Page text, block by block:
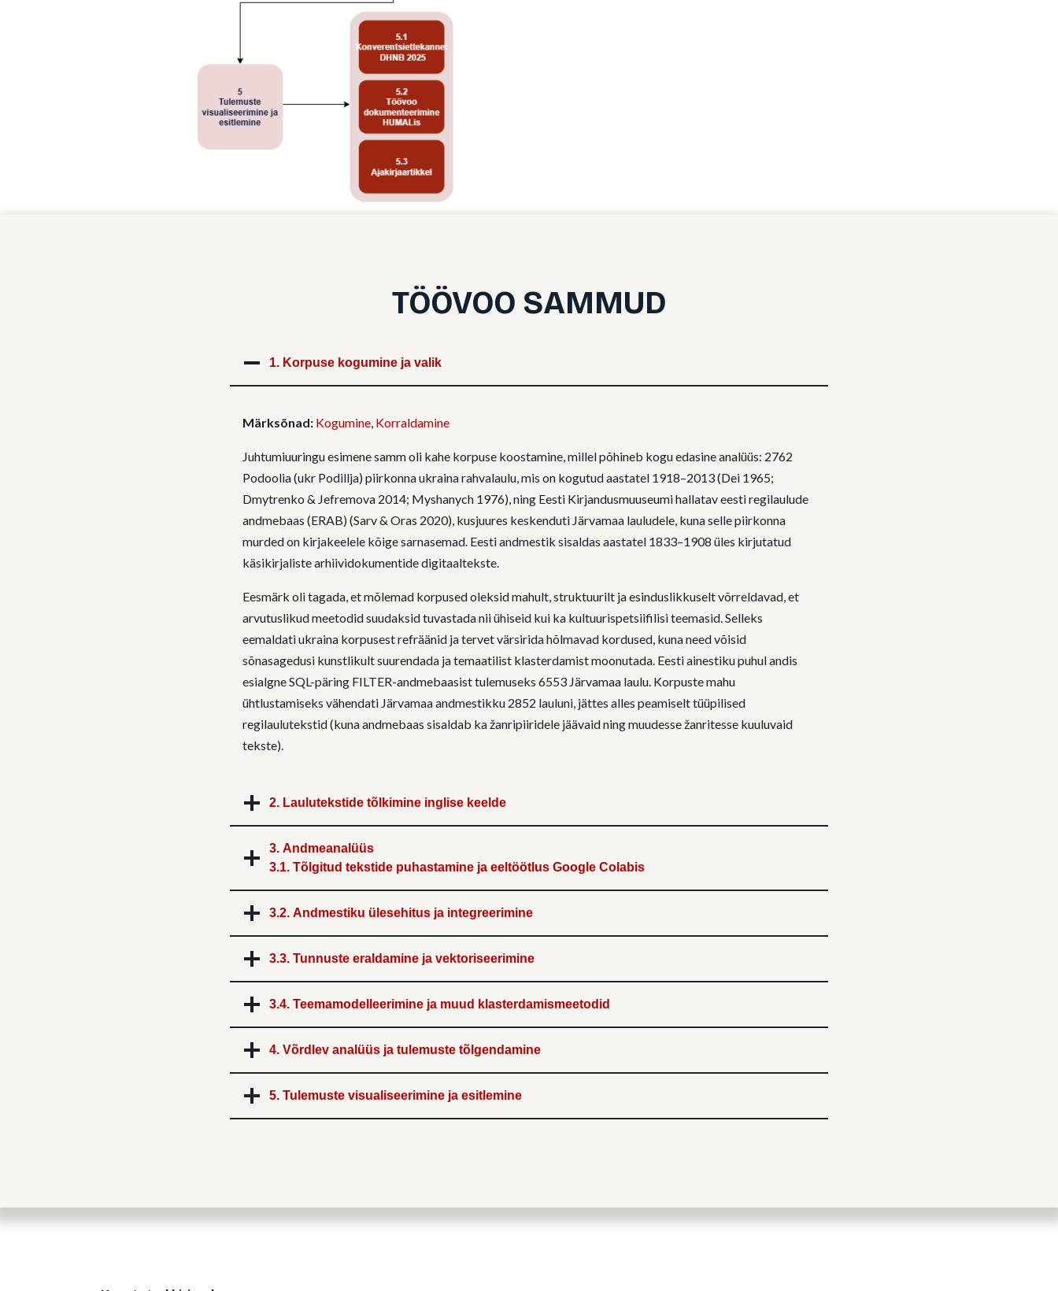
TÖÖVOO SAMMUD
1. Korpuse kogumine ja valik
Märksõnad: Kogumine, Korraldamine
Juhtumiuuringu esimene samm oli kahe korpuse koostamine, millel põhineb kogu edasine analüüs: 2762
Podoolia (ukr Podillja) piirkonna ukraina rahvalaulu, mis on kogutud aastatel 1918–2013 (Dei 1965;
Dmytrenko & Jefremova 2014; Myshanych 1976), ning Eesti Kirjandusmuuseumi hallatav eesti regilaulude
andmebaas (ERAB) (Sarv & Oras 2020), kusjuures keskenduti Järvamaa lauludele, kuna selle piirkonna
murded on kirjakeelele kõige sarnasemad. Eesti andmestik sisaldas aastatel 1833–1908 üles kirjutatud
käsikirjaliste arhiividokumentide digitaaltekste.
Eesmärk oli tagada, et mõlemad korpused oleksid mahult, struktuurilt ja esinduslikkuselt võrreldavad, et
arvutuslikud meetodid suudaksid tuvastada nii ühiseid kui ka kultuurispetsiifilisi teemasid. Selleks
eemaldati ukraina korpusest refräänid ja tervet värsirida hõlmavad kordused, kuna need võisid
sõnasagedusi kunstlikult suurendada ja temaatilist klasterdamist moonutada. Eesti ainestiku puhul andis
esialgne SQL-päring FILTER-andmebaasist tulemuseks 6553 Järvamaa laulu. Korpuste mahu
ühtlustamiseks vähendati Järvamaa andmestikku 2852 lauluni, jättes alles peamiselt tüüpilised
regilaulutekstid (kuna andmebaas sisaldab ka žanripiiridele jäävaid ning muudesse žanritesse kuuluvaid
tekste).
2. Laulutekstide tõlkimine inglise keelde
3. Andmeanalüüs
3.1. Tõlgitud tekstide puhastamine ja eeltöötlus Google Colabis
3.2. Andmestiku ülesehitus ja integreerimine
3.3. Tunnuste eraldamine ja vektoriseerimine
3.4. Teemamodelleerimine ja muud klasterdamismeetodid
4. Võrdlev analüüs ja tulemuste tõlgendamine
5. Tulemuste visualiseerimine ja esitlemine